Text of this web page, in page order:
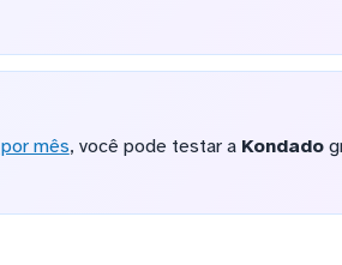
por mês, você pode testar a Kondado